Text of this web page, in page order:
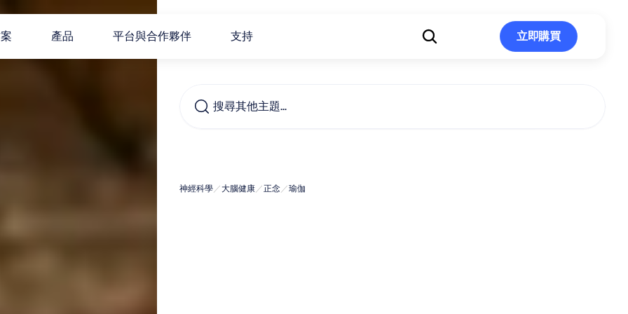
產品 平台與合作夥伴 支持
立即購買
搜尋其他主題…
神經科學／大腦健康／正念／瑜伽